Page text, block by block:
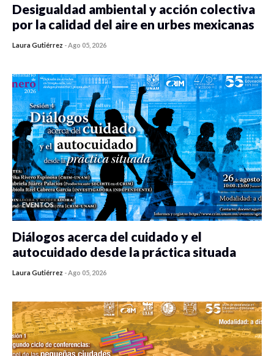
Desigualdad ambiental y acción colectiva
por la calidad del aire en urbes mexicanas
Laura Gutiérrez -Ago 05, 2026
EVENTOS
Diálogos acerca del cuidado y el
autocuidado desde la práctica situada
Laura Gutiérrez -Ago 05, 2026